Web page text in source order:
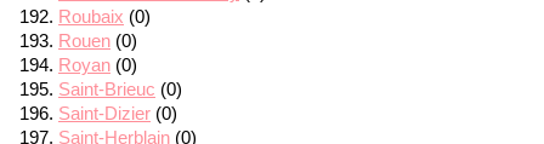
Roubaix (0)
Rouen (0)
Royan (0)
Saint-Brieuc (0)
Saint-Dizier (0)
Saint-Herblain (0)